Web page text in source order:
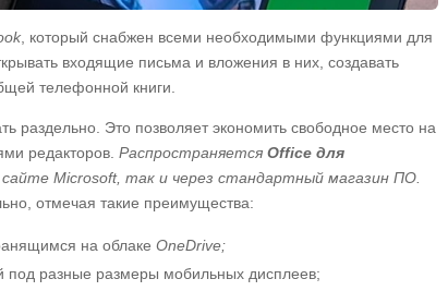
, который снабжен всеми необходимыми функциями для
входящие письма и вложения в них, создавать
телефонной книги.
раздельно. Это позволяет экономить свободное место на
редакторов.РаспространяетсяOffice для
Microsoft, так и через стандартный магазин ПО.
отмечая такие преимущества:
на облакеOneDrive;
под разные размеры мобильных дисплеев;